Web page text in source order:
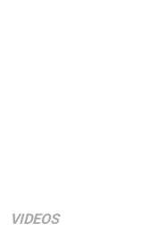
VIDEOS